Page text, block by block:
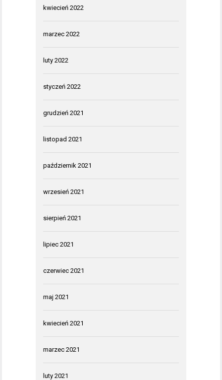
kwiecień 2022
marzec 2022
luty 2022
styczeń 2022
grudzień 2021
listopad 2021
październik 2021
wrzesień 2021
sierpień 2021
lipiec 2021
czerwiec 2021
maj 2021
kwiecień 2021
marzec 2021
luty 2021